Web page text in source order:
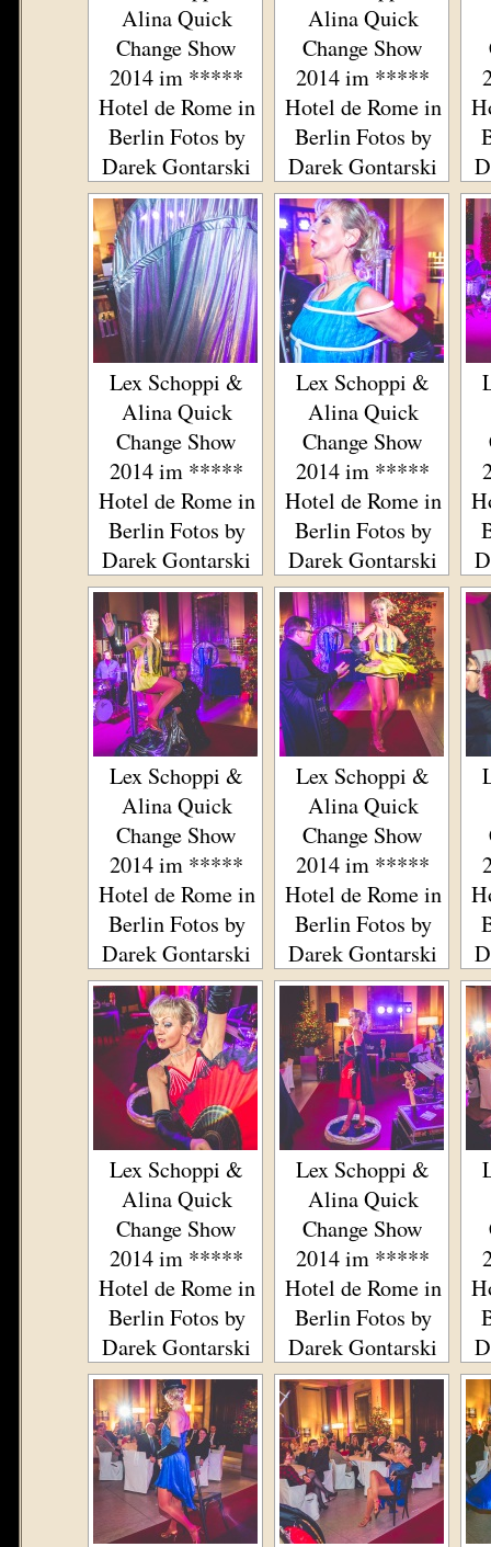
Alina Quick
Change Show
2014 im *****
Hotel de Rome in
Berlin Fotos by
Darek Gontarski
Alina Quick
Change Show
2014 im *****
Hotel de Rome in
Berlin Fotos by
Darek Gontarski
Lex Schoppi &
Alina Quick
Change Show
2014 im *****
Hotel de Rome in
Berlin Fotos by
Darek Gontarski
Lex Schoppi &
Alina Quick
Change Show
2014 im *****
Hotel de Rome in
Berlin Fotos by
Darek Gontarski
Lex Schoppi &
Alina Quick
Change Show
2014 im *****
Hotel de Rome in
Berlin Fotos by
Darek Gontarski
Lex Schoppi &
Alina Quick
Change Show
2014 im *****
Hotel de Rome in
Berlin Fotos by
Darek Gontarski
Lex Schoppi &
Alina Quick
Change Show
2014 im *****
Hotel de Rome in
Berlin Fotos by
Darek Gontarski
Lex Schoppi &
Alina Quick
Change Show
2014 im *****
Hotel de Rome in
Berlin Fotos by
Darek Gontarski